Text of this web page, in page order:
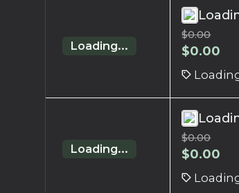
Loading...
$0.00
$0.00
Loading...
$0.00
$0.00